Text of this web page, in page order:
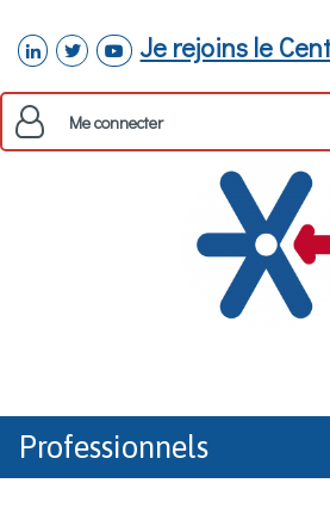
linkedintwitteryoutube
Je rejoins le
Me connecter
Professionnels